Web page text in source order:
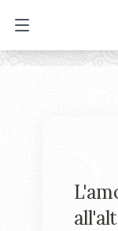
Open main menu